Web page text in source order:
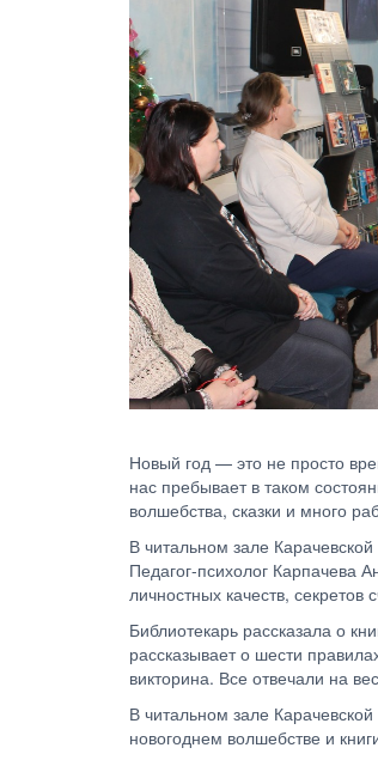
Новый год — это не просто
нас пребывает в таком
волшебства, сказки и много
В читальном зале
Педагог-психолог Карпачева
личностных качеств,
Библиотекарь рассказала о
рассказывает о шести
викторина. Все отвечали на
В читальном зале
новогоднем волшебстве и